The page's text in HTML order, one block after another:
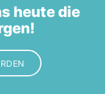
heute die